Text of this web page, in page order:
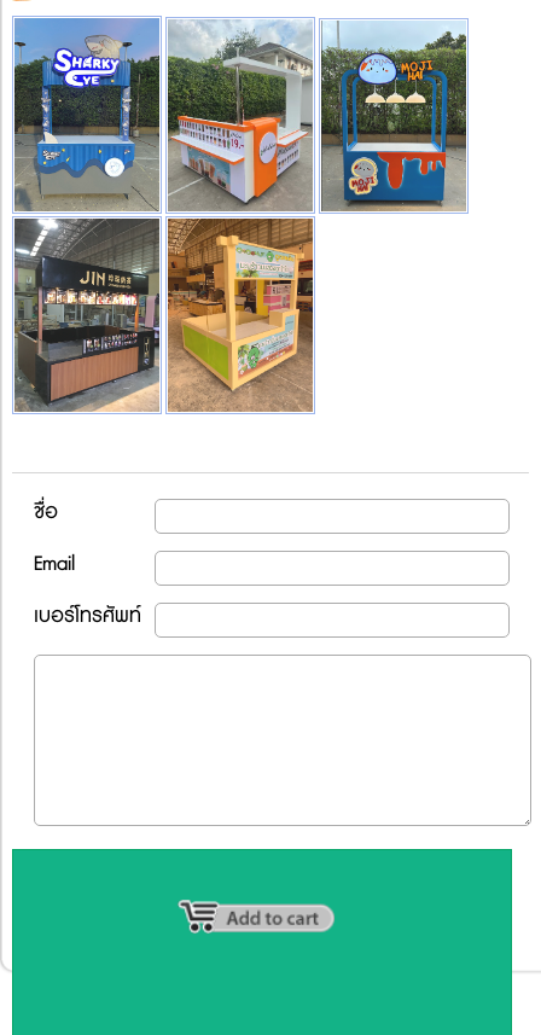
ชื่อ
Email
เบอร์โทรศัพท์